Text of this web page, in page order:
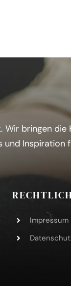
bringen
Inspiration
Impressum